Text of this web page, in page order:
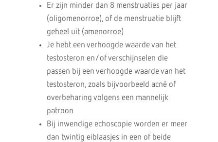
Er zijn minder dan 8 menstruaties per jaar
(oligomenorroe), of de menstruatie blijft
geheel uit (amenorroe)
Je hebt een verhoogde waarde van het
testosteron en/of verschijnselen die
passen bij een verhoogde waarde van het
testosteron, zoals bijvoorbeeld acné of
overbeharing volgens een mannelijk
patroon
Bij inwendige echoscopie worden er meer
dan twintig eiblaasjes in een of beide